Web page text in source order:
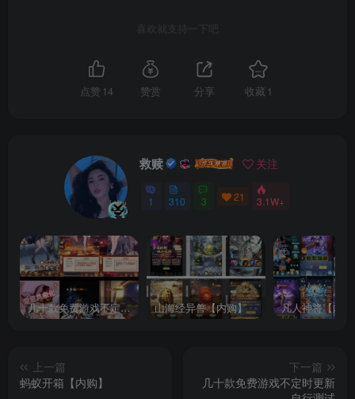
喜欢就支持一下吧
点赞 14 赞赏 分享 收藏 1
救赎 关注
1 310 3 21 3.1W+
几十款免费游戏不定时更新自行测试 山海经异兽【内购】 凡人神将【内
上一篇
蚂蚁开箱【内购】
下一篇
几十款免费游戏不定时更新